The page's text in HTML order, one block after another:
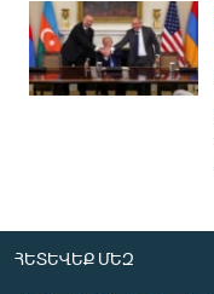
ՀԵՏԵՎԵՔ ՄԵԶ